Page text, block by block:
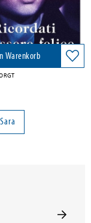
in DE
Warenkorb